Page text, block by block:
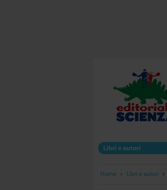
Libri e autori
Home › Libri e autori ›